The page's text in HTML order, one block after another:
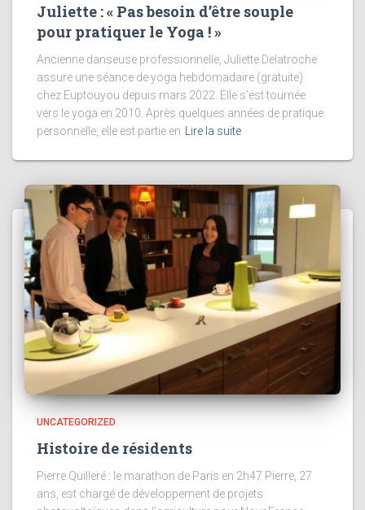
Juliette : « Pas besoin d’être souple
pour pratiquer le Yoga ! »
Ancienne danseuse professionnelle, Juliette Delatroche
assure une séance de yoga hebdomadaire (gratuite)
chez Euptouyou depuis mars 2022. Elle s’est tournée
vers le yoga en 2010. Après quelques années de pratique
personnelle, elle est partie en
Lire la suite
UNCATEGORIZED
Histoire de résidents
Pierre Quilleré : le marathon de Paris en 2h47 Pierre, 27
ans, est chargé de développement de projets